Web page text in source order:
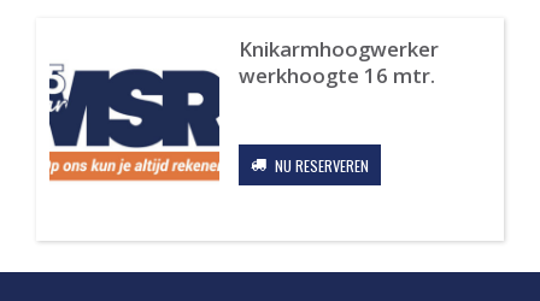
Knikarmhoogwerker
werkhoogte 16 mtr.
was:
€1,012.40.
is:
€404.96.
NU RESERVEREN